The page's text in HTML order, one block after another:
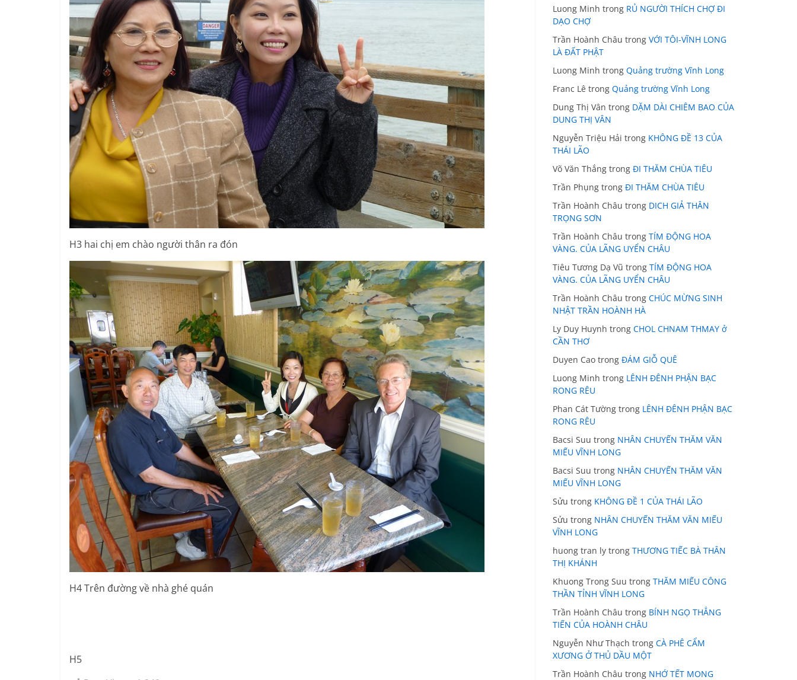
H3 hai chị em chào người thân ra đón
H4 Trên đường về nhà ghé quán
H5
Luong Minh trong RỦ NGƯỜI THÍCH CHỢ ĐI
DẠO CHỢ
Trần Hoành Châu trong VỚI TÔI-VĨNH LONG
LÀ ĐẤT PHẬT
Luong Minh trong Quảng trường Vĩnh Long
Franc Lê trong Quảng trường Vĩnh Long
Dung Thị Vân trong DẶM DÀI CHIÊM BAO CỦA
DUNG THỊ VÂN
Nguyễn Triệu Hải trong KHÔNG ĐỀ 13 CỦA
THÁI LÃO
Võ Văn Thắng trong ĐI THĂM CHÙA TIÊU
Trần Phụng trong ĐI THĂM CHÙA TIÊU
Trần Hoành Châu trong DICH GIẢ THÂN
TRỌNG SƠN
Trần Hoành Châu trong TÍM ĐỘNG HOA
VÀNG. CỦA LÃNG UYỂN CHÂU
Tiêu Tương Dạ Vũ trong TÍM ĐỘNG HOA
VÀNG. CỦA LÃNG UYỂN CHÂU
Trần Hoành Châu trong CHÚC MỪNG SINH
NHẬT TRẦN HOÀNH HÀ
Ly Duy Huynh trong CHOL CHNAM THMAY ở
CẦN THƠ
Duyen Cao trong ĐÁM GIỖ QUÊ
Luong Minh trong LÊNH ĐÊNH PHẬN BẠC
RONG RÊU
Phan Cát Tường trong LÊNH ĐÊNH PHẬN BẠC
RONG RÊU
Bacsi Suu trong NHÂN CHUYẾN THĂM VĂN
MIẾU VĨNH LONG
Bacsi Suu trong NHÂN CHUYẾN THĂM VĂN
MIẾU VĨNH LONG
Sửu trong KHÔNG ĐỀ 1 CỦA THÁI LÃO
Sửu trong NHÂN CHUYẾN THĂM VĂN MIẾU
VĨNH LONG
huong tran ly trong THƯƠNG TIẾC BÀ THÂN
THỊ KHÁNH
Khuong Trong Suu trong THĂM MIẾU CÔNG
THẦN TỈNH VĨNH LONG
Trần Hoành Châu trong BÍNH NGỌ THẲNG
TIẾN CỦA HOÀNH CHÂU
Nguyễn Như Thạch trong CÀ PHÊ CẨM
XƯƠNG Ở THỦ DẦU MỘT
Trần Hoành Châu trong NHỚ TẾT MONG